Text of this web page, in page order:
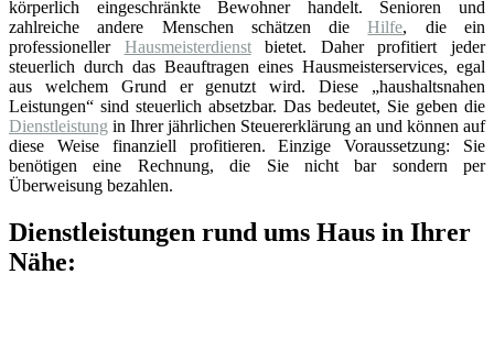
körperlich eingeschränkte Bewohner handelt. Senioren und
zahlreiche andere Menschen schätzen dieHilfe, die ein
professioneller Hausmeisterdienstbietet. Daher profitiert jeder
steuerlich durch das Beauftragen eines Hausmeisterservices, egal
aus welchem Grund er genutzt wird. Diese „haushaltsnahen
Leistungen“ sind steuerlich absetzbar. Das bedeutet, Sie geben die
Dienstleistung in Ihrer jährlichen Steuererklärung an und können auf
diese Weise finanziell profitieren. Einzige Voraussetzung: Sie
benötigen eine Rechnung, die Sie nicht bar sondern per
Überweisung bezahlen.
Dienstleistungen rund ums Haus in Ihrer
Nähe: